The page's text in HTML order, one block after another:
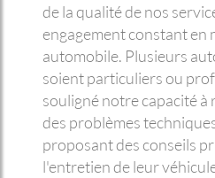
de la qualité de nos
engagement constant en
automobile. Plusieurs
soient particuliers ou
souligné notre capacité
des problèmes
proposant des conseils
l'entretien de leur